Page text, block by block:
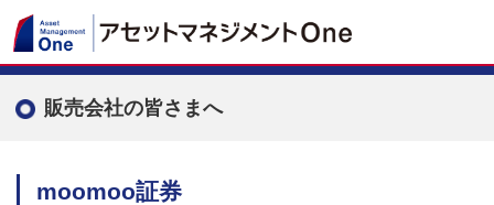
販売会社の皆さまへ
moomoo証券